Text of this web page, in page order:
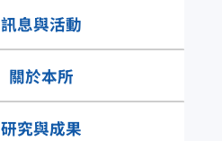
訊息與活動
關於本所
研究與成果